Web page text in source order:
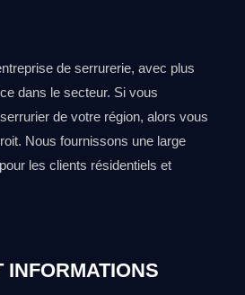
de serrurerie, avec plus
dans le secteur. Si vous
de votre région, alors vous
Nous fournissons une large
les clients résidentiels et
INFORMATIONS